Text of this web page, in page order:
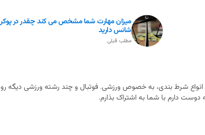
میزان مهارت شما مشخص می کند چقدر در پوکر
شانس دارید
مطلب قبلی
شرط بندی، به خصوص ورزشی. فوتبال و چند رشته ورزشی دیگه رو
دارم با شما به اشتراک بذارم.